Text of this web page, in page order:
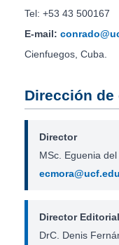
Tel: +53 43 500167
E-mail:
Cienfuegos, Cuba.
Dirección de
Director
MSc. Eguenia
Director Editorial
DrC. Denis